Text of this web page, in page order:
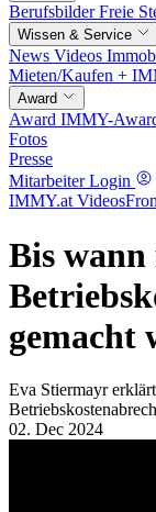
BerufsbilderFreie
Wissen & Service
News Videos
Mieten/Kaufen +
Award
Award IMMY-
Fotos
Presse
Mitarbeiter Login
IMMY.at Videos
Bis wann
gemacht
Eva Stiermayr
02. Dec 2024